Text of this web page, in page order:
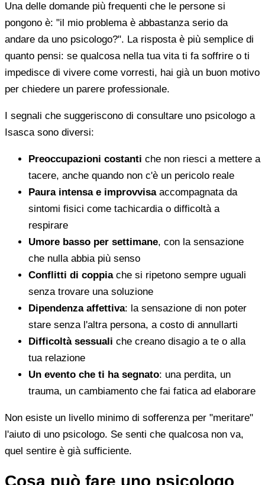
Una delle domande più frequenti che le persone si
pongono è: "il mio problema è abbastanza serio da
andare da uno psicologo?". La risposta è più semplice di
quanto pensi: se qualcosa nella tua vita ti fa soffrire o ti
impedisce di vivere come vorresti, hai già un buon motivo
per chiedere un parere professionale.
I segnali che suggeriscono di consultare uno psicologo a
Isasca sono diversi:
Preoccupazioni costanti che non riesci a mettere a
tacere, anche quando non c'è un pericolo reale
Paura intensa e improvvisaaccompagnata da
sintomi fisici come tachicardia o difficoltà a
respirare
Umore basso per settimane, con la sensazione
che nulla abbia più senso
Conflitti di coppiache si ripetono sempre uguali
senza trovare una soluzione
Dipendenza affettiva: la sensazione di non poter
stare senza l'altra persona, a costo di annullarti
Difficoltà sessuali che creano disagio a te o alla
tua relazione
Un evento che ti ha segnato: una perdita, un
trauma, un cambiamento che fai fatica ad elaborare
Non esiste un livello minimo di sofferenza per "meritare"
l'aiuto di uno psicologo. Se senti che qualcosa non va,
quel sentire è già sufficiente.